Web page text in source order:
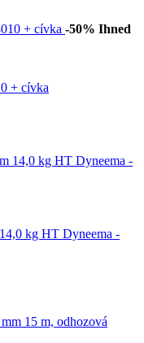
-50% Ihned
+ cívka
kg HT Dyneema -